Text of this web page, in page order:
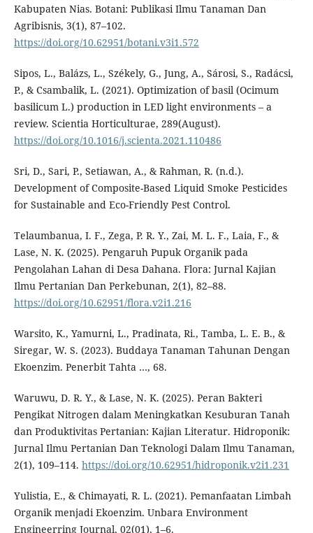
Kabupaten Nias. Botani: Publikasi Ilmu Tanaman Dan
Agribisnis, 3(1), 87–102.
https://doi.org/10.62951/botani.v3i1.572
Sipos, L., Balázs, L., Székely, G., Jung, A., Sárosi, S., Radácsi,
P., & Csambalik, L. (2021). Optimization of basil (Ocimum
basilicum L.) production in LED light environments – a
review. Scientia Horticulturae, 289(August).
https://doi.org/10.1016/j.scienta.2021.110486
Sri, D., Sari, P., Setiawan, A., & Rahman, R. (n.d.).
Development of Composite-Based Liquid Smoke Pesticides
for Sustainable and Eco-Friendly Pest Control.
Telaumbanua, I. F., Zega, P. R. Y., Zai, M. L. F., Laia, F., &
Lase, N. K. (2025). Pengaruh Pupuk Organik pada
Pengolahan Lahan di Desa Dahana. Flora: Jurnal Kajian
Ilmu Pertanian Dan Perkebunan, 2(1), 82–88.
https://doi.org/10.62951/flora.v2i1.216
Warsito, K., Yamurni, L., Pradinata, Ri., Tamba, L. E. B., &
Siregar, W. S. (2023). Buddaya Tanaman Tahunan Dengan
Ekoenzim. Penerbit Tahta …, 68.
Waruwu, D. R. Y., & Lase, N. K. (2025). Peran Bakteri
Pengikat Nitrogen dalam Meningkatkan Kesuburan Tanah
dan Produktivitas Pertanian: Kajian Literatur. Hidroponik:
Jurnal Ilmu Pertanian Dan Teknologi Dalam Ilmu Tanaman,
2(1), 109–114. https://doi.org/10.62951/hidroponik.v2i1.231
Yulistia, E., & Chimayati, R. L. (2021). Pemanfaatan Limbah
Organik menjadi Ekoenzim. Unbara Environment
Engineerring Journal, 02(01), 1–6.